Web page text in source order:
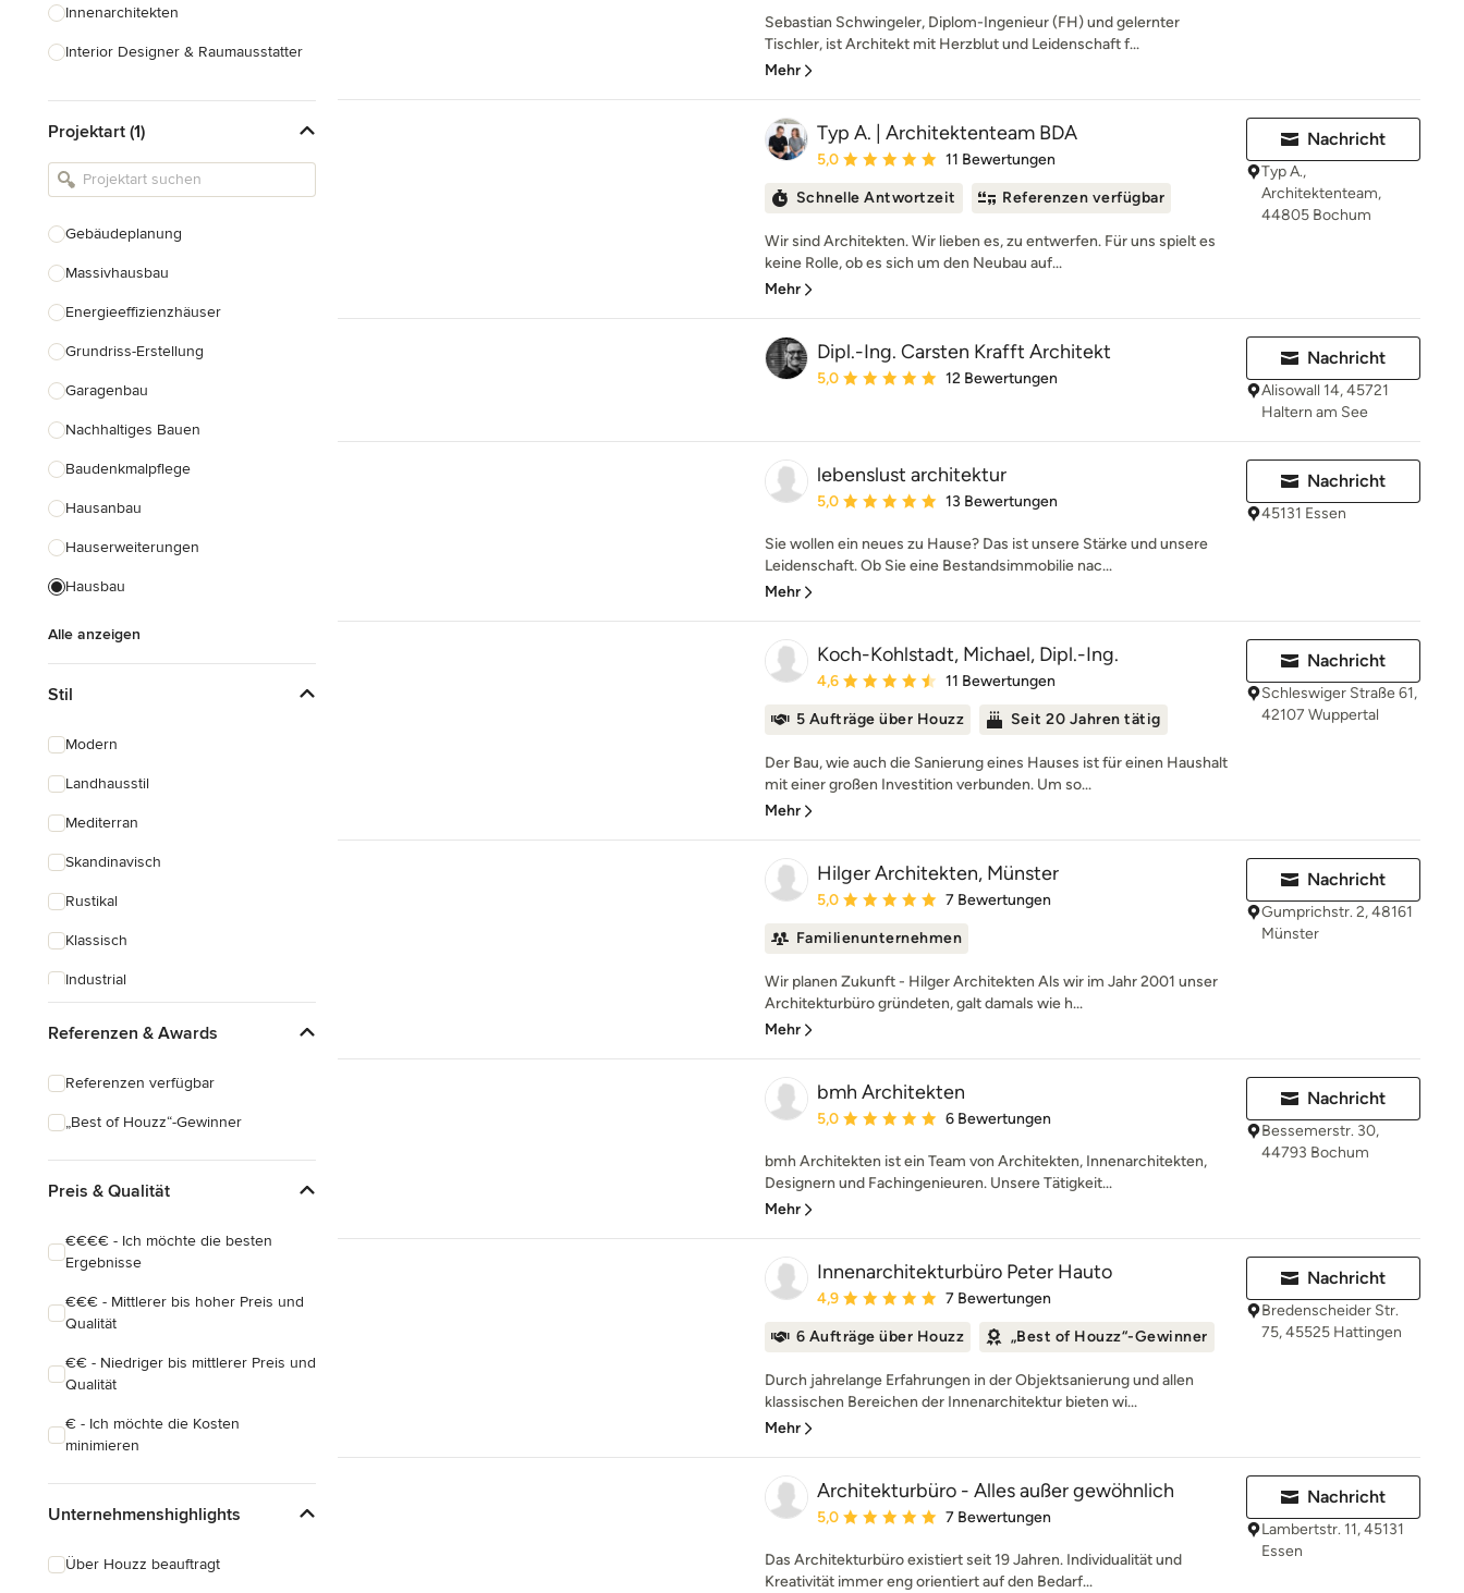
Innenarchitekten
Interior Designer & Raumausstatter
Landschaftsarchitekten
Armaturen & Sanitärbedarf
Einbauschränke
Projektart (1)
Gebäudeplanung
Massivhausbau
Energieeffizienzhäuser
Grundriss-Erstellung
Garagenbau
Nachhaltiges Bauen
Baudenkmalpflege
Hausanbau
Hauserweiterungen
Hausbau
Alle anzeigen
Stil
Modern
Landhausstil
Mediterran
Skandinavisch
Rustikal
Klassisch
Industrial
Referenzen & Awards
Referenzen verfügbar
„Best of Houzz“-Gewinner
Preis & Qualität
€€€€ - Ich möchte die besten
Ergebnisse
€€€ - Mittlerer bis hoher Preis und
Qualität
€€ - Niedriger bis mittlerer Preis und
Qualität
€ - Ich möchte die Kosten
minimieren
Unternehmenshighlights
Über Houzz beauftragt
Sebastian Schwingeler, Diplom-Ingenieur (FH) und gelernter
Tischler, ist Architekt mit Herzblut und Leidenschaft f...
Mehr
Typ A. | Architektenteam BDA
Durchschnittliche Bewertung: 5 von 5 Sternen
5,0 11 Bewertungen
Schnelle Antwortzeit Referenzen verfügbar
Wir sind Architekten. Wir lieben es, zu entwerfen. Für uns spielt es
keine Rolle, ob es sich um den Neubau auf...
Mehr
Nachricht
Typ A.,
Architektenteam,
44805 Bochum
Dipl.-Ing. Carsten Krafft Architekt
Durchschnittliche Bewertung: 5 von 5 Sternen
5,0 12 Bewertungen
Nachricht
Alisowall 14, 45721
Haltern am See
lebenslust architektur
Durchschnittliche Bewertung: 5 von 5 Sternen
5,0 13 Bewertungen
Sie wollen ein neues zu Hause? Das ist unsere Stärke und unsere
Leidenschaft. Ob Sie eine Bestandsimmobilie nac...
Mehr
Nachricht
45131 Essen
Koch-Kohlstadt, Michael, Dipl.-Ing.
Durchschnittliche Bewertung: 4.6 von 5 Sternen
4,6 11 Bewertungen
5 Aufträge über Houzz Seit 20 Jahren tätig
Der Bau, wie auch die Sanierung eines Hauses ist für einen Haushalt
mit einer großen Investition verbunden. Um so...
Mehr
Nachricht
Schleswiger Straße 61,
42107 Wuppertal
Hilger Architekten, Münster
Durchschnittliche Bewertung: 5 von 5 Sternen
5,0 7 Bewertungen
Familienunternehmen
Wir planen Zukunft - Hilger Architekten Als wir im Jahr 2001 unser
Architekturbüro gründeten, galt damals wie h...
Mehr
Nachricht
Gumprichstr. 2, 48161
Münster
bmh Architekten
Durchschnittliche Bewertung: 5 von 5 Sternen
5,0 6 Bewertungen
bmh Architekten ist ein Team von Architekten, Innenarchitekten,
Designern und Fachingenieuren. Unsere Tätigkeit...
Mehr
Nachricht
Bessemerstr. 30,
44793 Bochum
Innenarchitekturbüro Peter Hauto
Durchschnittliche Bewertung: 4.9 von 5 Sternen
4,9 7 Bewertungen
6 Aufträge über Houzz „Best of Houzz“-Gewinner
Durch jahrelange Erfahrungen in der Objektsanierung und allen
klassischen Bereichen der Innenarchitektur bieten wi...
Mehr
Nachricht
Bredenscheider Str.
75, 45525 Hattingen
Architekturbüro - Alles außer gewöhnlich
Durchschnittliche Bewertung: 5 von 5 Sternen
5,0 7 Bewertungen
Das Architekturbüro existiert seit 19 Jahren. Individualität und
Kreativität immer eng orientiert auf den Bedarf...
Nachricht
Lambertstr. 11, 45131
Essen